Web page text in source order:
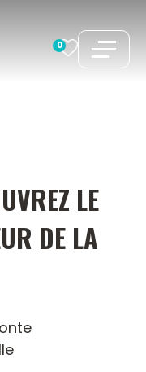
0
LE
DE LA